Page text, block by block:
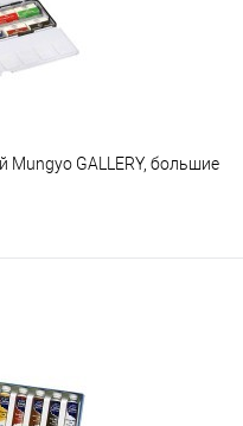
GALLERY, большие